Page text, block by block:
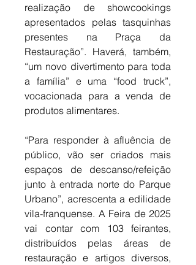
realização de showcookings
apresentados pelas tasquinhas
presentes na Praça da
Restauração”. Haverá, também,
“um novo divertimento para toda
a família” e uma “food truck”,
vocacionada para a venda de
produtos alimentares.
“Para responder à afluência de
público, vão ser criados mais
espaços de descanso/refeição
junto à entrada norte do Parque
Urbano”, acrescenta a edilidade
vila-franquense. A Feira de 2025
vai contar com 103 feirantes,
distribuídos pelas áreas de
restauração e artigos diversos,